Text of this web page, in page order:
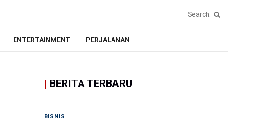
ENTERTAINMENT PERJALANAN
| BERITA TERBARU
BISNIS